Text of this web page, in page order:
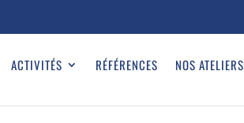
ACTIVITÉS RÉFÉRENCES NOS ATELIERS